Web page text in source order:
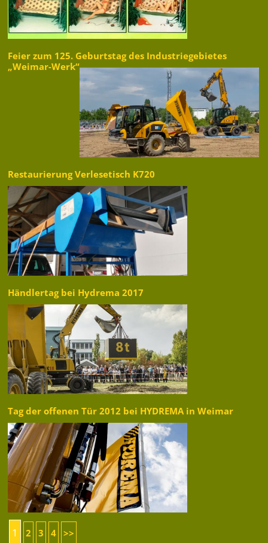
Feier zum 125. Geburtstag des Industriegebietes
„Weimar-Werk“
Restaurierung Verlesetisch K720
Händlertag bei Hydrema 2017
Tag der offenen Tür 2012 bei HYDREMA in Weimar
1 2 3 4 >>